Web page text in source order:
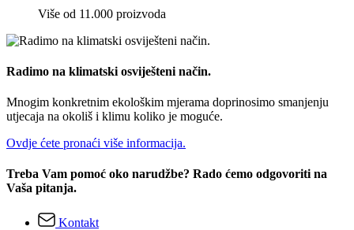
Više od 11.000 proizvoda
Radimo na klimatski osviješteni način.
Mnogim konkretnim ekološkim mjerama doprinosimo smanjenju
utjecaja na okoliš i klimu koliko je moguće.
Ovdje ćete pronaći više informacija.
Treba Vam pomoć oko narudžbe? Rado ćemo odgovoriti na
Vaša pitanja.
Kontakt